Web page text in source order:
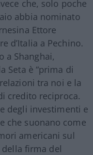
che, solo poche
abbia nominato
Ettore
d’Italia a Pechino.
a Shanghai,
Seta è “prima di
tra noi e la
credito reciproca.
degli investimenti e
che suonano come
americani sul
firma del